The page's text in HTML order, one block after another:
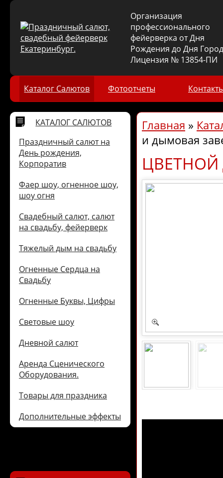
Организация
профессионального
фейерверка от Дня
Рождения до Дня
Лицензия № 13854-ПИ
Каталог Салютов Фотоотчеты
КАТАЛОГ САЛЮТОВ
Праздничный салют на
День рождения,
Корпоратив
Фаер шоу, огненное шоу,
шоу огня
Свадебный салют, салют
на свадьбу, фейерверк
Тяжелый дым на свадьбу
Огненные Сердца на
Свадьбу
Огненные Буквы, Цифры
Световые шоу
Дневной салют
Аренда Сценического
Оборудования.
Товары для праздника
Дополнительные эффекты
Главная »
и дымовая